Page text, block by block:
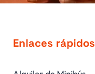
Enlaces rápidos